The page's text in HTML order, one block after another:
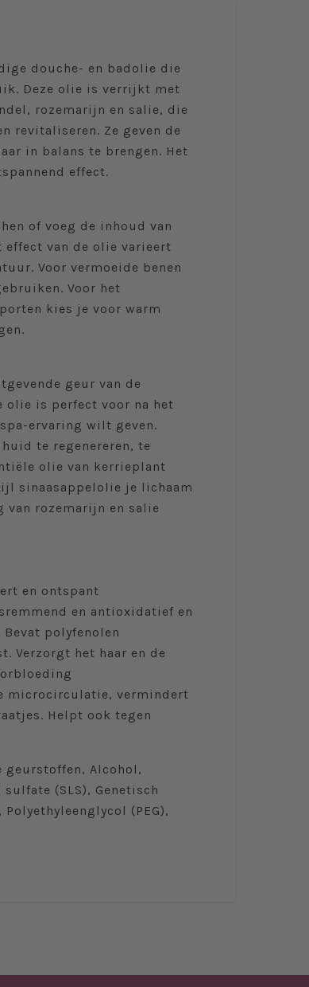
douche- en badolie die
Deze olie is verrijkt met
rozemarijn en salie, die
revitaliseren. Ze geven de
in balans te brengen. Het
effect.
of voeg de inhoud van
effect van de olie varieert
Voor vermoeide benen
Voor het
kies je voor warm
geur van de
olie is perfect voor na het
ervaring wilt geven.
te regenereren, te
olie van kerrieplant
sinaasappelolie je lichaam
van rozemarijn en salie
en ontspant
en antioxidatief en
polyfenolen
Verzorgt het haar en de
microcirculatie, vermindert
Helpt ook tegen
geurstoffen, Alcohol,
(SLS), Genetisch
(PEG),